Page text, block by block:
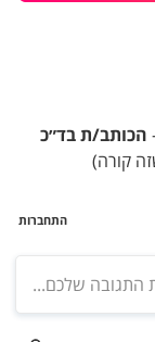
הכותב/ת בד״כ
קורה)